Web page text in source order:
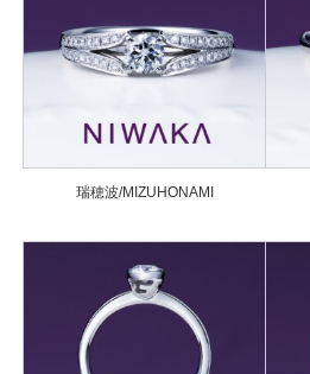
瑞穂波/MIZUHONAMI